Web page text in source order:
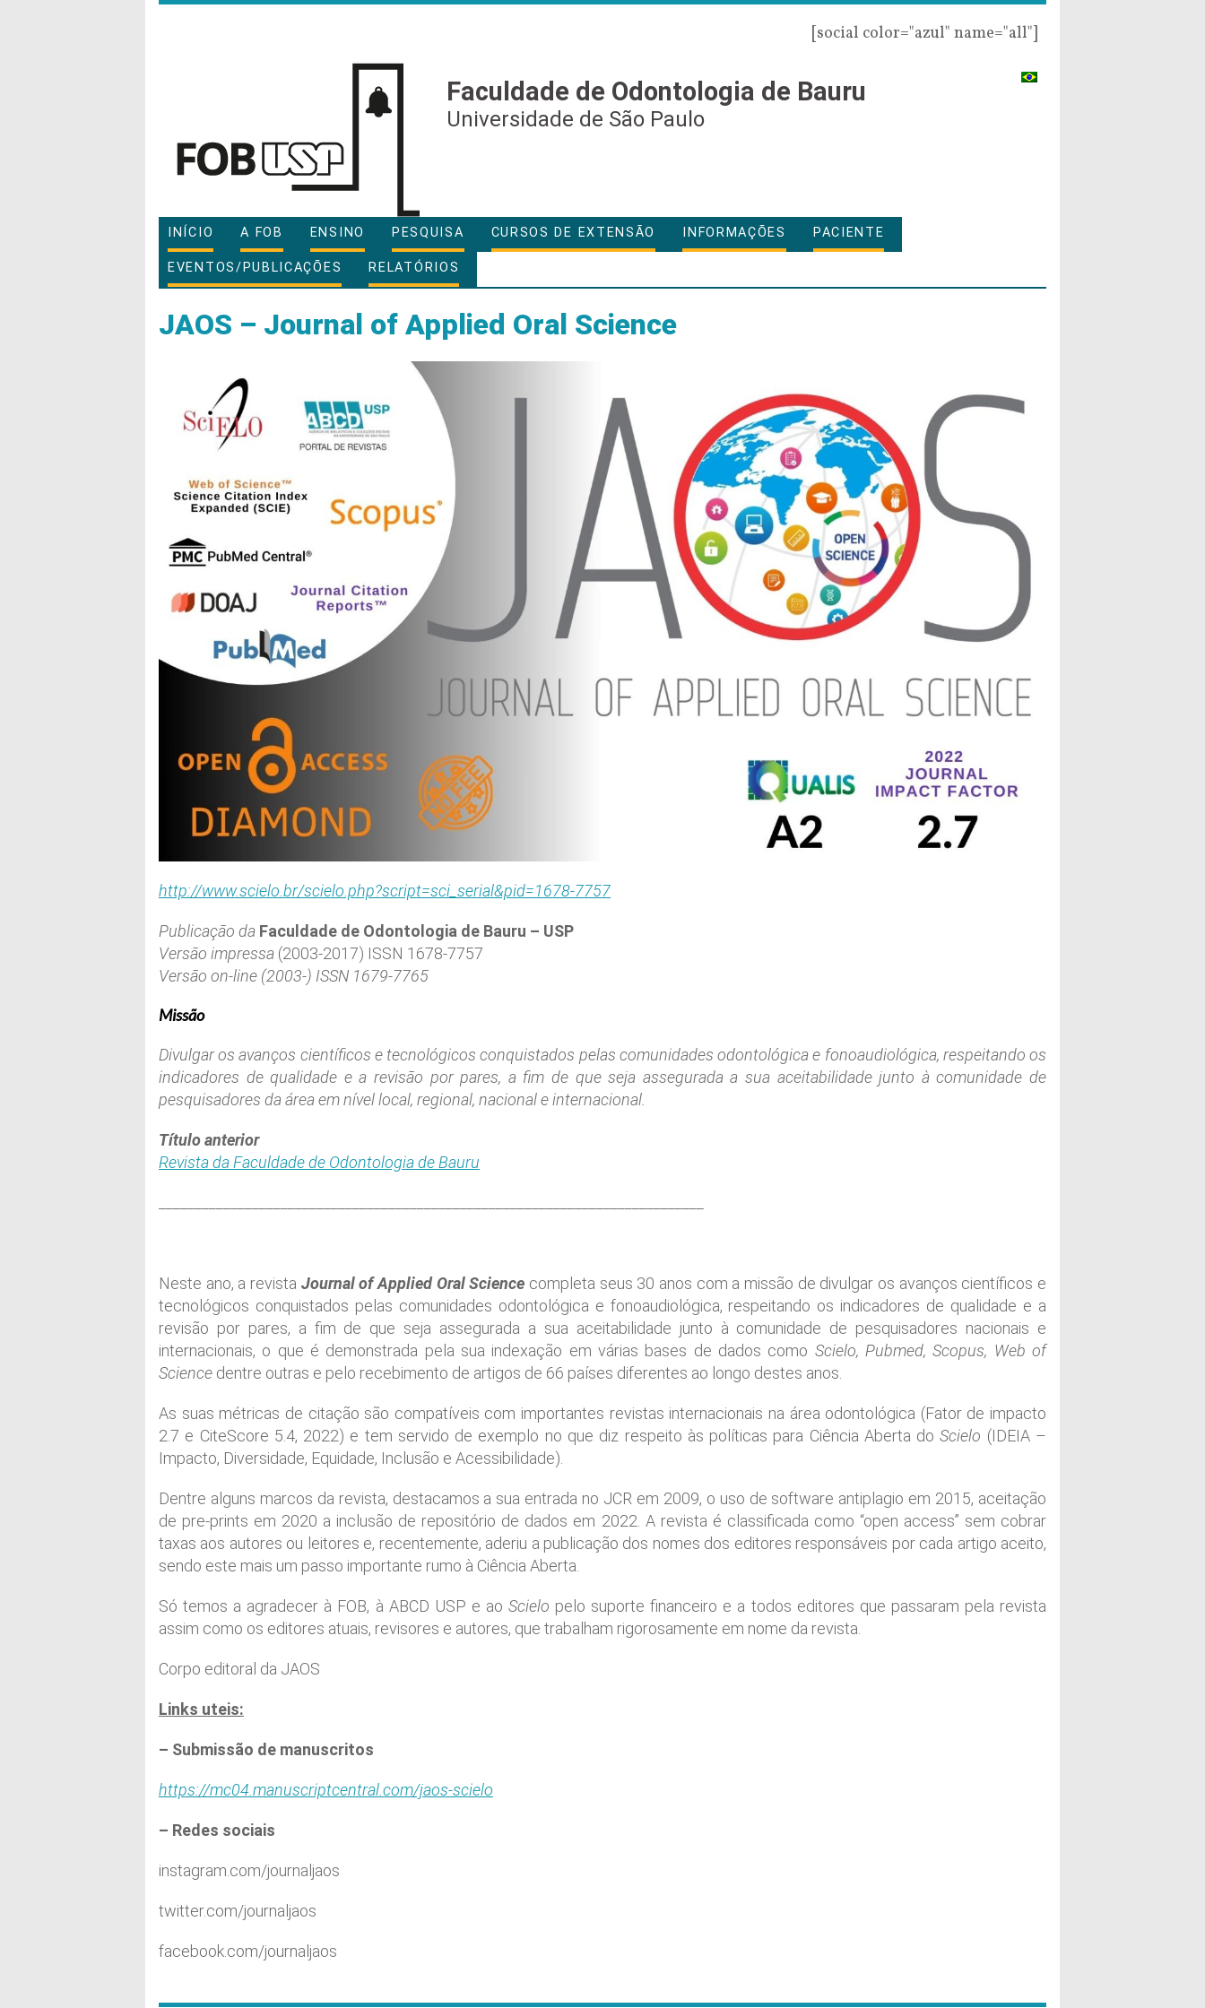
[social color="azul" name="all"]
Faculdade de Odontologia de Bauru
Universidade de São Paulo
INÍCIO A FOB ENSINO PESQUISA CURSOS DE EXTENSÃO INFORMAÇÕES PACIENTE
EVENTOS/PUBLICAÇÕES RELATÓRIOS
JAOS – Journal of Applied Oral Science
http://www.scielo.br/scielo.php?script=sci_serial&pid=1678-7757
Publicação da Faculdade de Odontologia de Bauru – USP
Versão impressa (2003-2017) ISSN 1678-7757
Versão on-line (2003-) ISSN 1679-7765
Missão
Divulgar os avanços científicos e tecnológicos conquistados pelas comunidades odontológica e fonoaudiológica, respeitando os
indicadores de qualidade e a revisão por pares, a fim de que seja assegurada a sua aceitabilidade junto à comunidade de
pesquisadores da área em nível local, regional, nacional e internacional.
Título anterior
Revista da Faculdade de Odontologia de Bauru
Neste ano, a revista Journal of Applied Oral Science completa seus 30 anos com a missão de divulgar os avanços científicos e
tecnológicos conquistados pelas comunidades odontológica e fonoaudiológica, respeitando os indicadores de qualidade e a
revisão por pares, a fim de que seja assegurada a sua aceitabilidade junto à comunidade de pesquisadores nacionais e
internacionais, o que é demonstrada pela sua indexação em várias bases de dados como Scielo, Pubmed, Scopus, Web of
Science dentre outras e pelo recebimento de artigos de 66 países diferentes ao longo destes anos.
As suas métricas de citação são compatíveis com importantes revistas internacionais na área odontológica (Fator de impacto
2.7 e CiteScore 5.4, 2022) e tem servido de exemplo no que diz respeito às políticas para Ciência Aberta doScielo (IDEIA –
Impacto, Diversidade, Equidade, Inclusão e Acessibilidade).
Dentre alguns marcos da revista, destacamos a sua entrada no JCR em 2009, o uso de software antiplagio em 2015, aceitação
de pre-prints em 2020 a inclusão de repositório de dados em 2022. A revista é classificada como “open access” sem cobrar
taxas aos autores ou leitores e, recentemente, aderiu a publicação dos nomes dos editores responsáveis por cada artigo aceito,
sendo este mais um passo importante rumo à Ciência Aberta.
Só temos a agradecer à FOB, à ABCD USP e ao Scielo pelo suporte financeiro e a todos editores que passaram pela revista
assim como os editores atuais, revisores e autores, que trabalham rigorosamente em nome da revista.
Corpo editoral da JAOS
Links uteis:
– Submissão de manuscritos
https://mc04.manuscriptcentral.com/jaos-scielo
– Redes sociais
instagram.com/journaljaos
twitter.com/journaljaos
facebook.com/journaljaos